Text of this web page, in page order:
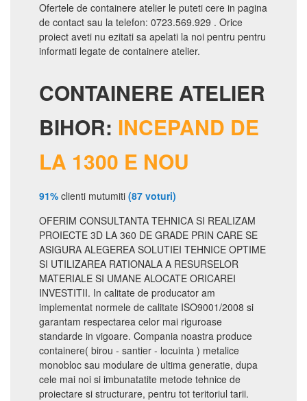
Ofertele de containere atelier le puteti cere in pagina
de contact sau la telefon: 0723.569.929 . Orice
proiect aveti nu ezitati sa apelati la noi pentru pentru
informati legate de containere atelier.
CONTAINERE ATELIER
BIHOR: INCEPAND DE
LA 1300 E NOU
91% clienti mutumiti (87 voturi)
OFERIM CONSULTANTA TEHNICA SI REALIZAM
PROIECTE 3D LA 360 DE GRADE PRIN CARE SE
ASIGURA ALEGEREA SOLUTIEI TEHNICE OPTIME
SI UTILIZAREA RATIONALA A RESURSELOR
MATERIALE SI UMANE ALOCATE ORICAREI
INVESTITII. In calitate de producator am
implementat normele de calitate ISO9001/2008 si
garantam respectarea celor mai riguroase
standarde in vigoare. Compania noastra produce
containere( birou - santier - locuinta ) metalice
monobloc sau modulare de ultima generatie, dupa
cele mai noi si imbunatatite metode tehnice de
proiectare si structurare, pentru tot teritoriul tarii.